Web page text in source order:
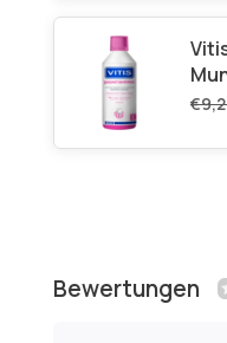
Bewertungen